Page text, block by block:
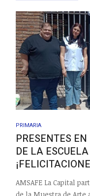
PRIMARIA
PRESENTES
DE LA
AMSAFE La Capital
de la Muestra de Arte